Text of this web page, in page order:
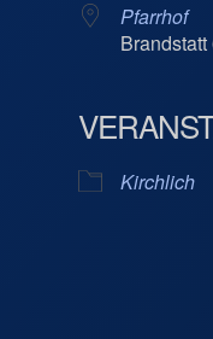
Kalender
Pfarrhof
Kirchlich